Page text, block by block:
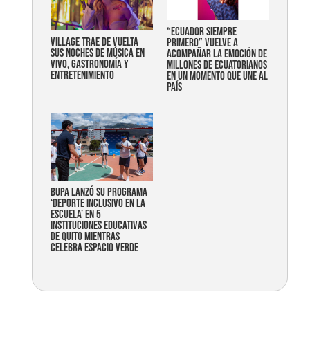
Village trae de vuelta
sus noches de música en
vivo, gastronomía y
entretenimiento
“Ecuador siempre
primero” vuelve a
acompañar la emoción de
millones de ecuatorianos
en un momento que une al
país
Bupa lanzó su programa
‘Deporte Inclusivo en la
Escuela’ en 5
instituciones educativas
de Quito mientras
celebra espacio verde